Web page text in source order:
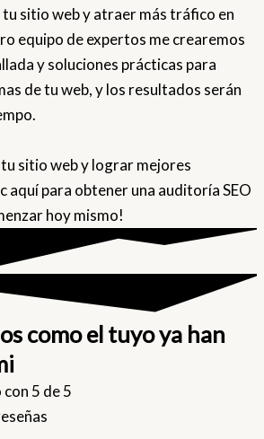
sitio web y atraer más tráfico en
equipo de expertos me crearemos
y soluciones prácticas para
de tu web, y los resultados serán
sitio web y lograr mejores
aquí para obtener una auditoría SEO
hoy mismo!
como el tuyo ya han
5 de 5